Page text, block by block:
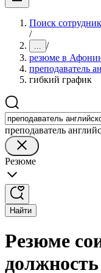
Поиск
/
... /
резюме в
преподаватель
гибкий график
преподаватель
Резюме
Найти
Резюме